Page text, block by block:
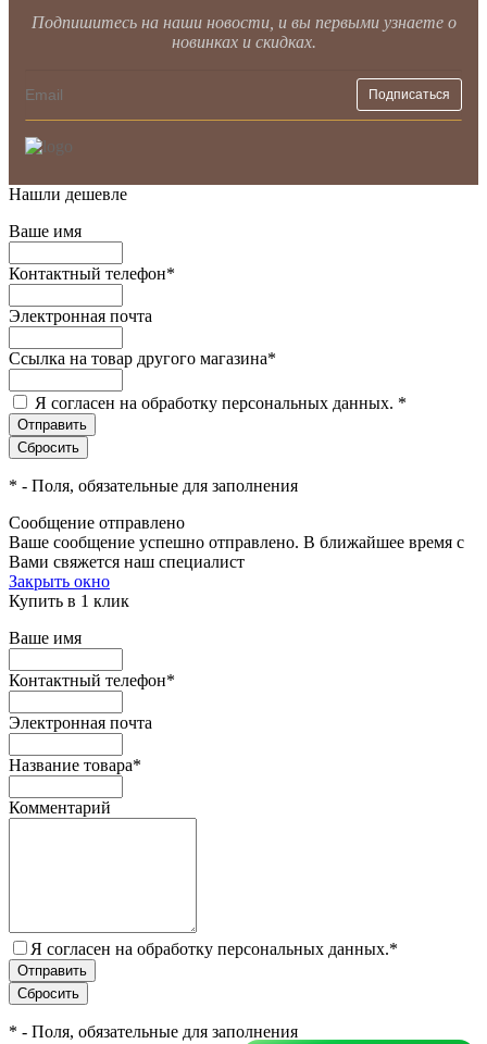
Подпишитесь на наши новости, и вы первыми узнаете о
новинках и скидках.
Нашли дешевле
Ваше имя
Контактный телефон*
Электронная почта
Ссылка на товар другого магазина*
Я согласен на обработку персональных данных. *
* - Поля, обязательные для заполнения
Сообщение отправлено
Ваше сообщение успешно отправлено. В ближайшее время с
Вами свяжется наш специалист
Закрыть окно
Купить в 1 клик
Ваше имя
Контактный телефон*
Электронная почта
Название товара*
Комментарий
Я согласен на обработку персональных данных.*
* - Поля, обязательные для заполнения